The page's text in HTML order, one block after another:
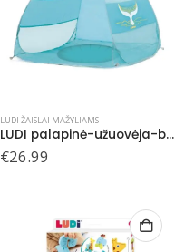
LUDI ŽAISLAI MAŽYLIAMS
LUDI palapinė-užuovėja-baseiniukas, Banginiukas
€26.99